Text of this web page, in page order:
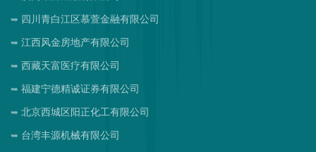
四川青白江区慕萱金融有限公司
江西风金房地产有限公司
西藏天富医疗有限公司
福建宁德精诚证券有限公司
北京西城区阳正化工有限公司
台湾丰源机械有限公司